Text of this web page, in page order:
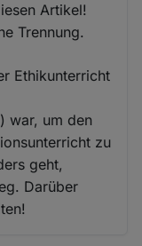
Artikel!
Trennung.
Ethikunterricht
war, um den
zu
geht,
Darüber